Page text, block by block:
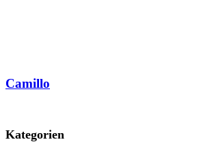
Camillo
Kategorien